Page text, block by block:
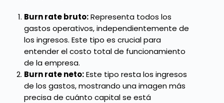
Burn rate bruto:Representa todos los
gastos operativos, independientemente de
los ingresos. Este tipo es crucial para
entender el costo total de funcionamiento
de la empresa.
Burn rate neto:Este tipo resta los ingresos
de los gastos, mostrando una imagen más
precisa de cuánto capital se está